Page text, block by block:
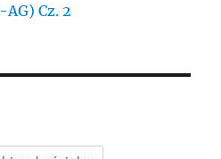
Cz. 2